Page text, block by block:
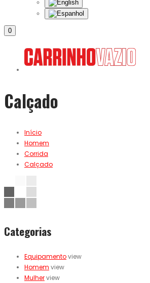
0
Calçado
Início
Homem
Corrida
Calçado
Categorias
Equipamentoview
Homem view
Mulherview